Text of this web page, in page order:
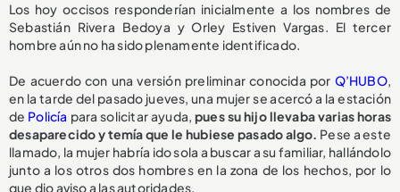
Los hoy occisos responderían inicialmente a los nombres de
Sebastián Rivera Bedoya y Orley Estiven Vargas. El tercer
hombre aún no ha sido plenamente identificado.
De acuerdo con una versión preliminar conocida por Q’HUBO,
en la tarde del pasado jueves, una mujer se acercó a la estación
de Policía para solicitar ayuda, pues su hijo llevaba varias horas
desaparecido y temía que le hubiese pasado algo. Pese a este
llamado, la mujer habría ido sola a buscar a su familiar, hallándolo
junto a los otros dos hombres en la zona de los hechos, por lo
que dio aviso a las autoridades.